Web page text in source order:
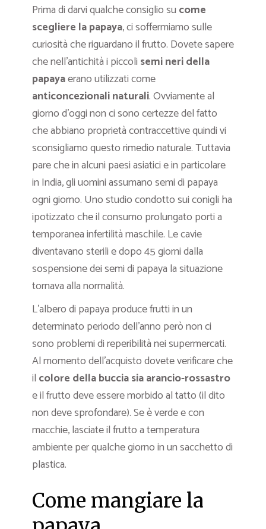
Prima di darvi qualche consiglio su come
scegliere la papaya, ci soffermiamo sulle
curiosità che riguardano il frutto. Dovete sapere
che nell’antichità i piccoli semi neri della
papayaerano utilizzati come
anticoncezionali naturali. Ovviamente al
giorno d’oggi non ci sono certezze del fatto
che abbiano proprietà contraccettive quindi vi
sconsigliamo questo rimedio naturale. Tuttavia
pare che in alcuni paesi asiatici e in particolare
in India, gli uomini assumano semi di papaya
ogni giorno. Uno studio condotto sui conigli ha
ipotizzato che il consumo prolungato porti a
temporanea infertilità maschile. Le cavie
diventavano sterili e dopo 45 giorni dalla
sospensione dei semi di papaya la situazione
tornava alla normalità.
L’albero di papaya produce frutti in un
determinato periodo dell’anno però non ci
sono problemi di reperibilità nei supermercati.
Al momento dell’acquisto dovete verificare che
il colore della buccia sia arancio-rossastro
e il frutto deve essere morbido al tatto (il dito
non deve sprofondare). Se è verde e con
macchie, lasciate il frutto a temperatura
ambiente per qualche giorno in un sacchetto di
plastica.
Come mangiare la